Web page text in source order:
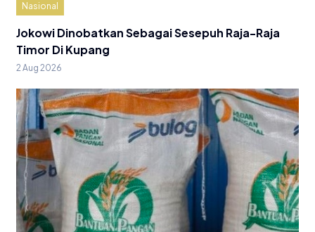
Nasional
Jokowi Dinobatkan Sebagai Sesepuh Raja-Raja
Timor Di Kupang
2 Aug 2026